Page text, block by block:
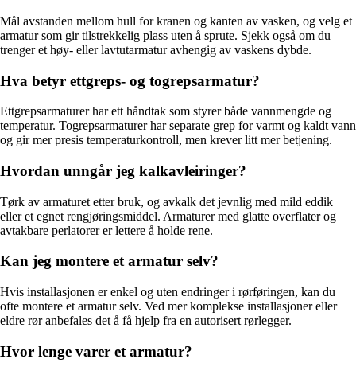
Mål avstanden mellom hull for kranen og kanten av vasken, og velg et
armatur som gir tilstrekkelig plass uten å sprute. Sjekk også om du
trenger et høy- eller lavtutarmatur avhengig av vaskens dybde.
Hva betyr ettgreps- og togrepsarmatur?
Ettgrepsarmaturer har ett håndtak som styrer både vannmengde og
temperatur. Togrepsarmaturer har separate grep for varmt og kaldt vann
og gir mer presis temperaturkontroll, men krever litt mer betjening.
Hvordan unngår jeg kalkavleiringer?
Tørk av armaturet etter bruk, og avkalk det jevnlig med mild eddik
eller et egnet rengjøringsmiddel. Armaturer med glatte overflater og
avtakbare perlatorer er lettere å holde rene.
Kan jeg montere et armatur selv?
Hvis installasjonen er enkel og uten endringer i rørføringen, kan du
ofte montere et armatur selv. Ved mer komplekse installasjoner eller
eldre rør anbefales det å få hjelp fra en autorisert rørlegger.
Hvor lenge varer et armatur?